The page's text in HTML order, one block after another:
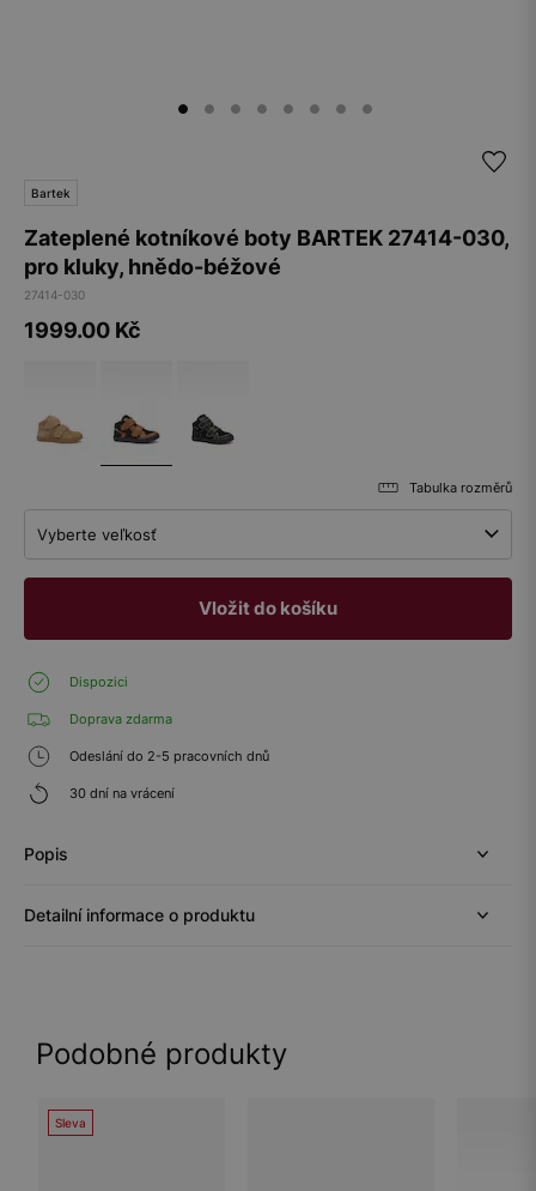
Bartek
Zateplené kotníkové boty BARTEK 27414-030,
pro kluky, hnědo-béžové
27414-030
1999.00 Kč
Tabulka rozměrů
Vyberte veľkosť
Vložit do košíku
Dispozici
Doprava zdarma
Odeslání do 2-5 pracovních dnů
30 dní na vrácení
Popis
Detailní informace o produktu
Podobné produkty
Sleva